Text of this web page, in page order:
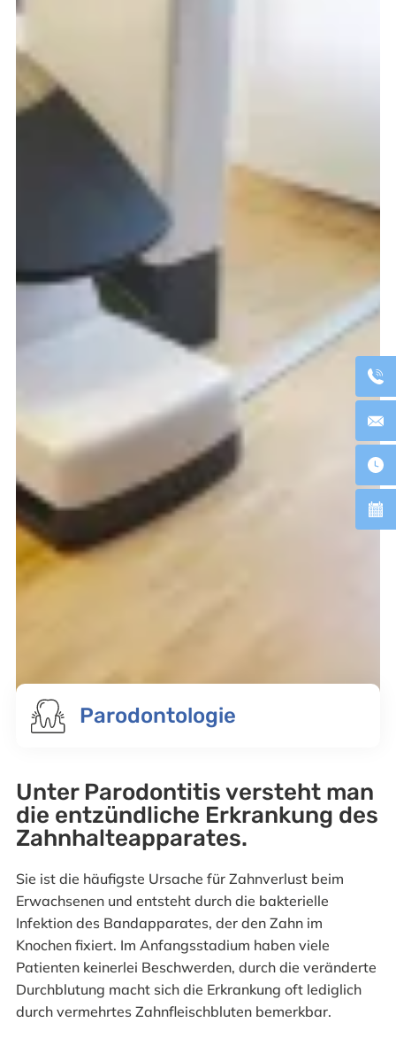
Parodontologie
Unter Parodontitis versteht man
die entzündliche Erkrankung des
Zahnhalteapparates.
Sie ist die häufigste Ursache für Zahnverlust beim
Erwachsenen und entsteht durch die bakterielle
Infektion des Bandapparates, der den Zahn im
Knochen fixiert. Im Anfangsstadium haben viele
Patienten keinerlei Beschwerden, durch die veränderte
Durchblutung macht sich die Erkrankung oft lediglich
durch vermehrtes Zahnfleischbluten bemerkbar.